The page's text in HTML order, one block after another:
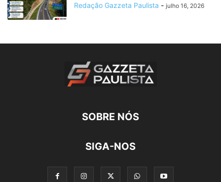
Redação Gazzeta Paulista - julho 16, 2026
SOBRE NÓS
SIGA-NOS